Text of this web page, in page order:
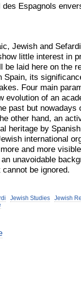
Espagnols
Jewish and
little interest in
be laid here on the
Spain, its
Four main
evolution of an
past but nowadays
other hand, an
heritage by
international
and more
unavoidable
be ignored.
Jewish Studies
Jewish